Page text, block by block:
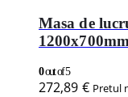
Masa de
0out of 5
272,89 € Pretul